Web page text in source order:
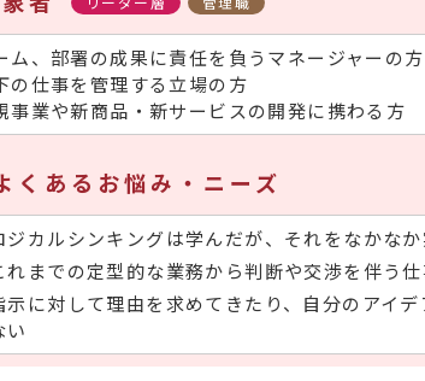
ム、部署の成果に責任を負うマネージャーの方
の仕事を管理する立場の方
事業や新商品・新サービスの開発に携わる方
くあるお悩み・ニーズ
ジカルシンキングは学んだが、それをなかな
れまでの定型的な業務から判断や交渉を伴う
示に対して理由を求めてきたり、自分のアイ
い